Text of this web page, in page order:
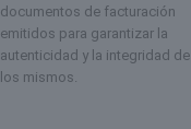
documentos de facturación
emitidos para garantizar la
autenticidad y la integridad de
los mismos.